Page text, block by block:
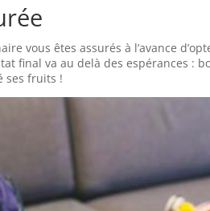
vous êtes assurés à l’avance
final va au delà des espérances :
ses fruits !